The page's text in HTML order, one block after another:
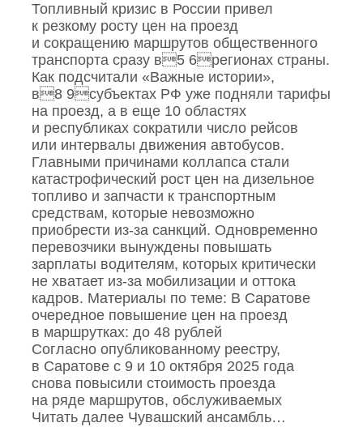
Топливный кризис в России привел
к резкому росту цен на проезд
и сокращению маршрутов общественного
транспорта сразу в5 6регионах страны.
Как подсчитали «Важные истории»,
в8 9субъектах РФ уже подняли тарифы
на проезд, а в еще 10 областях
и республиках сократили число рейсов
или интервалы движения автобусов.
Главными причинами коллапса стали
катастрофический рост цен на дизельное
топливо и запчасти к транспортным
средствам, которые невозможно
приобрести из‑за санкций. Одновременно
перевозчики вынуждены повышать
зарплаты водителям, которых критически
не хватает из‑за мобилизации и оттока
кадров. Материалы по теме: В Саратове
очередное повышение цен на проезд
в маршрутках: до 48 рублей
Согласно опубликованному реестру,
в Саратове с 9 и 10 октября 2025 года
снова повысили стоимость проезда
на ряде маршрутов, обслуживаемых
Читать далее Чувашский ансамбль…